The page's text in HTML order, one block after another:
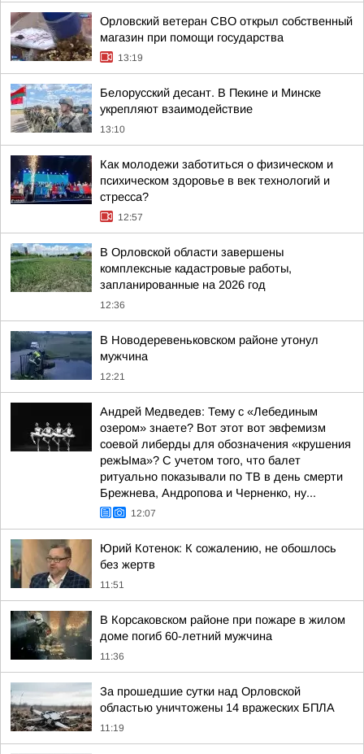
Орловский ветеран СВО открыл собственный
магазин при помощи государства
13:19
Белорусский десант. В Пекине и Минске
укрепляют взаимодействие
13:10
Как молодежи заботиться о физическом и
психическом здоровье в век технологий и
стресса?
12:57
В Орловской области завершены
комплексные кадастровые работы,
запланированные на 2026 год
12:36
В Новодеревеньковском районе утонул
мужчина
12:21
Андрей Медведев: Тему с «Лебединым
озером» знаете? Вот этот вот эвфемизм
соевой либерды для обозначения «крушения
режЫма»? С учетом того, что балет
ритуально показывали по ТВ в день смерти
Брежнева, Андропова и Черненко, ну...
12:07
Юрий Котенок: К сожалению, не обошлось
без жертв
11:51
В Корсаковском районе при пожаре в жилом
доме погиб 60-летний мужчина
11:36
За прошедшие сутки над Орловской
областью уничтожены 14 вражеских БПЛА
11:19